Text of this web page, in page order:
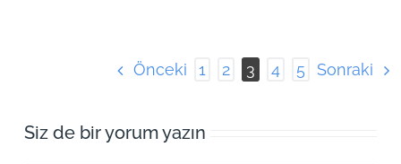
Önceki 1 2 3 4 5 Sonraki
Siz de bir yorum yazın